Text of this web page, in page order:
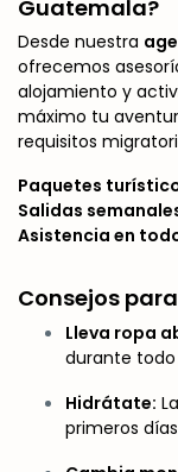
Guatemala?
Desde nuestra
ofrecemos
alojamiento y
máximo tu
requisitos
Paquetes
Salidas
Asistencia en
Consejos
Lleva ropa
durante todo
Hidrátate:
primeros